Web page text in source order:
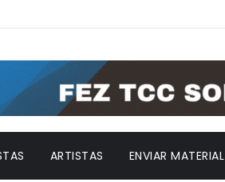
ARTISTAS ENVIAR MATERIAL